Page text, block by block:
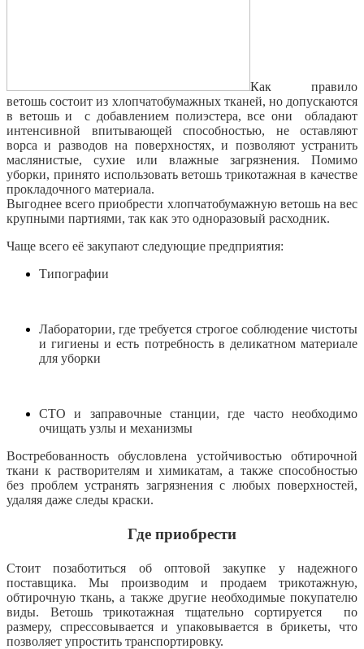
Как правило
ветошь состоит из хлопчатобумажных тканей, но допускаются
в ветошь и с добавлением полиэстера, все они обладают
интенсивной впитывающей способностью, не оставляют
ворса и разводов на поверхностях, и позволяют устранить
маслянистые, сухие или влажные загрязнения. Помимо
уборки, принято использовать ветошь трикотажная в качестве
прокладочного материала.
Выгоднее всего приобрести хлопчатобумажную ветошь на вес
крупными партиями, так как это одноразовый расходник.
Чаще всего её закупают следующие предприятия:
Типографии
Лаборатории, где требуется строгое соблюдение чистоты
и гигиены и есть потребность в деликатном материале
для уборки
СТО и заправочные станции, где часто необходимо
очищать узлы и механизмы
Востребованность обусловлена устойчивостью обтирочной
ткани к растворителям и химикатам, а также способностью
без проблем устранять загрязнения с любых поверхностей,
удаляя даже следы краски.
Где приобрести
Стоит позаботиться об оптовой закупке у надежного
поставщика. Мы производим и продаем трикотажную,
обтирочную ткань, а также другие необходимые покупателю
виды. Ветошь трикотажная тщательно сортируется по
размеру, спрессовывается и упаковывается в брикеты, что
позволяет упростить транспортировку.